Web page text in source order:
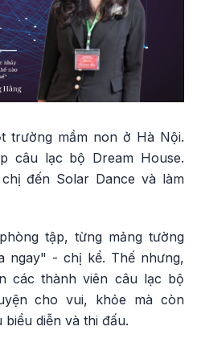
trường mầm non ở Hà Nội.
câu lạc bộ Dream House.
đến Solar Dance và làm
tập, từng mảng tường
ngay" - chị kể. Thế nhưng,
các thành viên câu lạc bộ
cho vui, khỏe mà còn
diễn và thi đấu.